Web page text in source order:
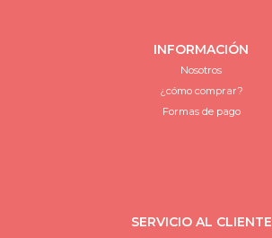
INFORMACIÓN
Nosotros
¿cómo comprar?
Formas de pago
SERVICIO AL CLIENTE